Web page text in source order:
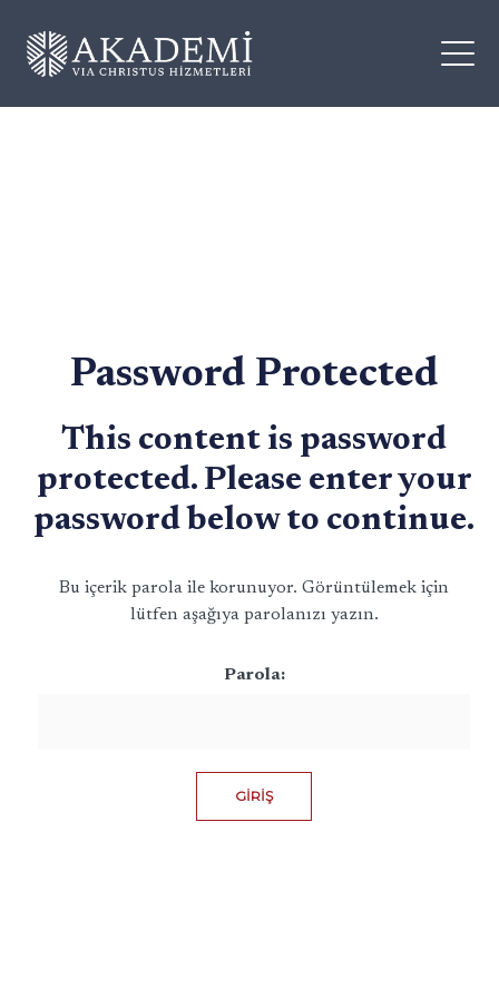
Password Protected
This content is password
protected. Please enter your
password below to continue.
Bu içerik parola ile korunuyor. Görüntülemek için
lütfen aşağıya parolanızı yazın.
Parola: